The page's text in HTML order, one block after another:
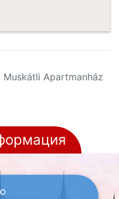
Muskátli Apartmanház